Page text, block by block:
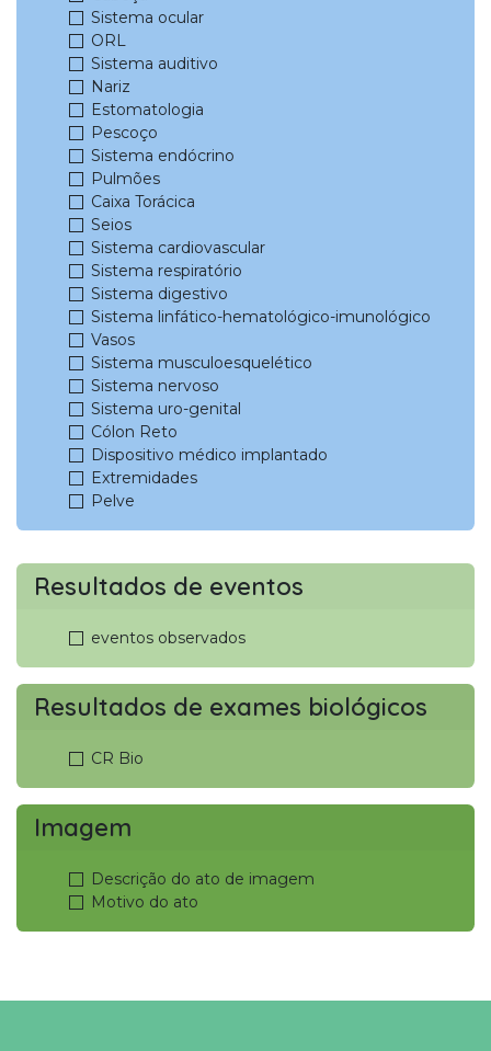
Sistema ocular
ORL
Sistema auditivo
Nariz
Estomatologia
Pescoço
Sistema endócrino
Pulmões
Caixa Torácica
Seios
Sistema cardiovascular
Sistema respiratório
Sistema digestivo
Sistema linfático-hematológico-imunológico
Vasos
Sistema musculoesquelético
Sistema nervoso
Sistema uro-genital
Cólon Reto
Dispositivo médico implantado
Extremidades
Pelve
Resultados de eventos
eventos observados
Resultados de exames biológicos
CR Bio
Imagem
Descrição do ato de imagem
Motivo do ato